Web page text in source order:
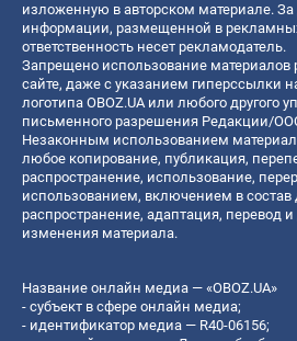
изложенную в авторском материале. За
информации, размещенной в
ответственность несет рекламодатель.
Запрещено использование
сайте, даже с указанием гиперссылки
логотипа OBOZ.UA или любого другого
письменного разрешения Редакции/
Незаконным использованием
любое копирование, публикация,
распространение, использование,
использованием, включением в состав
распространение, адаптация, перевод
изменения материала.
Название онлайн медиа — «OBOZ.UA»
- субъект в сфере онлайн медиа;
- идентификатор медиа — R40-06156;